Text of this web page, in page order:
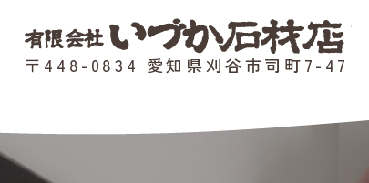
〒448-0834 愛知県刈谷市司町7-47